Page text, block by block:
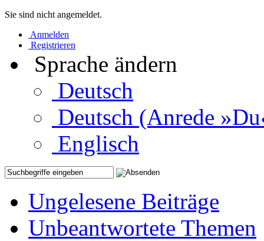
Sie sind nicht angemeldet.
Anmelden
Registrieren
Sprache ändern
Deutsch
Deutsch (Anrede
Englisch
Ungelesene Beiträge
Unbeantwortete Themen